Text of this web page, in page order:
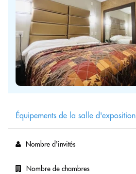
Équipements de la salle d'exposition
Nombre d'invités
Nombre de chambres